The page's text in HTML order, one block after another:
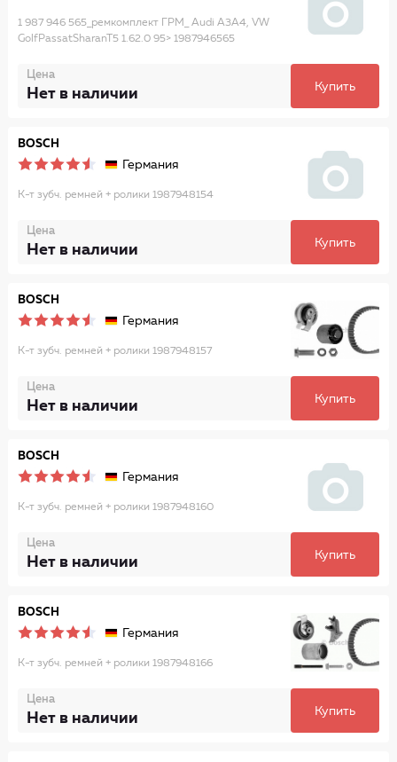
1 987 946 565_ремкомплект ГРМ_ Audi A3A4, VW
GolfPassatSharanT5 1.62.0 95> 1987946565
Цена
Нет в наличии Купить
BOSCH
Германия
К-т зубч. ремней + ролики 1987948154
Цена
Нет в наличии Купить
BOSCH
Германия
К-т зубч. ремней + ролики 1987948157
Цена
Нет в наличии Купить
BOSCH
Германия
К-т зубч. ремней + ролики 1987948160
Цена
Нет в наличии Купить
BOSCH
Германия
К-т зубч. ремней + ролики 1987948166
Цена
Нет в наличии Купить